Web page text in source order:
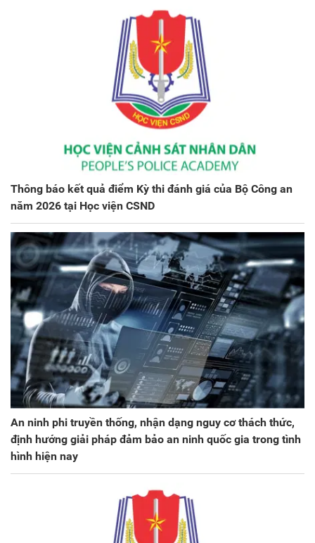
Thông báo kết quả điểm Kỳ thi đánh giá của Bộ Công an
năm 2026 tại Học viện CSND
An ninh phi truyền thống, nhận dạng nguy cơ thách thức,
định hướng giải pháp đảm bảo an ninh quốc gia trong tình
hình hiện nay